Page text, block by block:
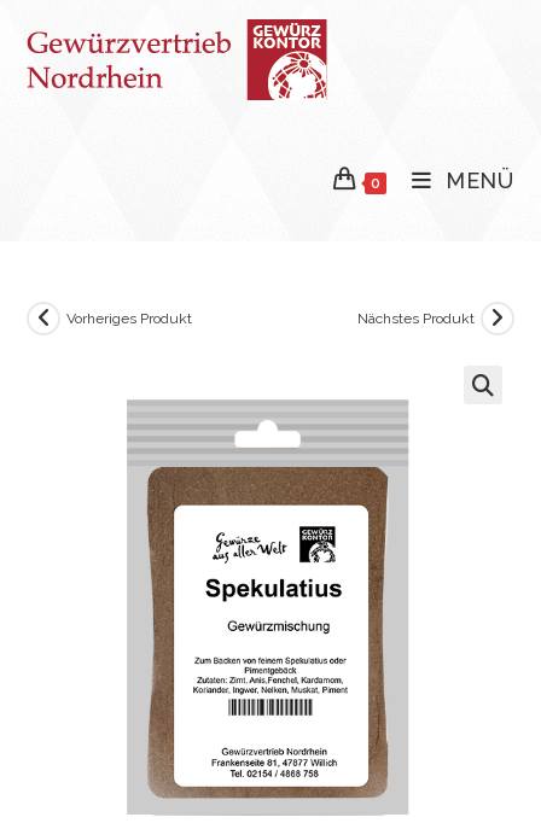
Inhalt
springen
0 MENÜ
Vorheriges Produkt Nächstes Produkt